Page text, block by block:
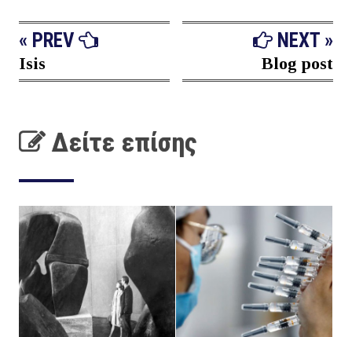
« PREV
Isis
NEXT »
Blog post
Δείτε επίσης